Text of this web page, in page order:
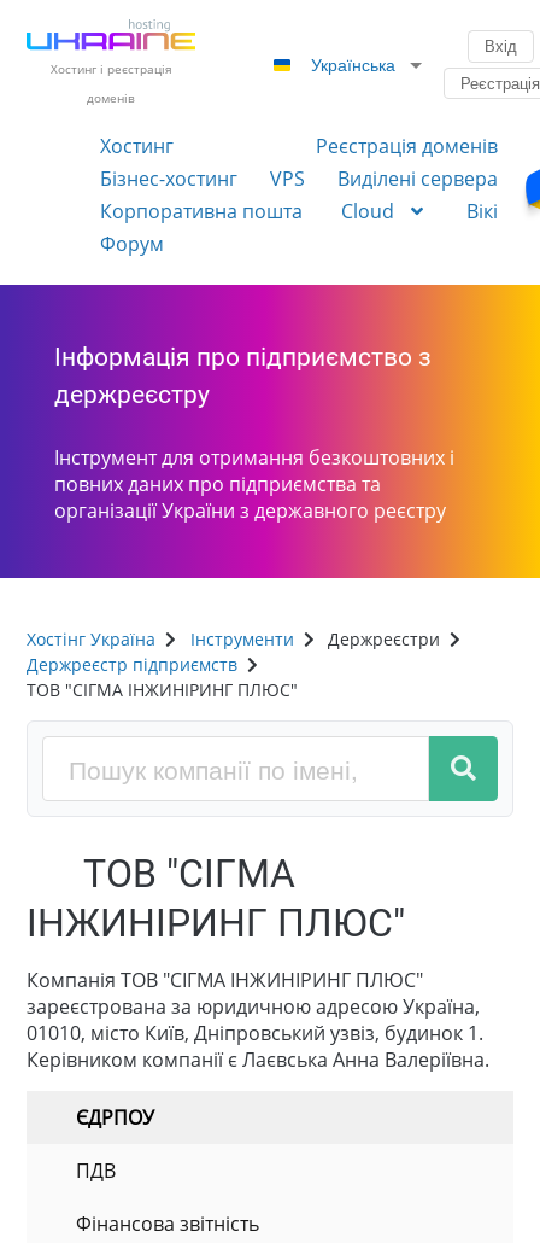
Хостинг і реєстрація
доменів
Українська
Вхід
Реєстрація
Хостинг
Реєстрація доменів
Бізнес-хостинг
VPS
Виділені сервера
Корпоративна пошта
Cloud
Вікі
Форум
Інформація про підприємство з
держреєстру
Інструмент для отримання безкоштовних і
повних даних про підприємства та
організації України з державного реєстру
Хостінг Україна Інструменти
Держреєстри
Держреєстр підприємств
ТОВ "СІГМА ІНЖИНІРИНГ ПЛЮС"
ТОВ "СІГМА
ІНЖИНІРИНГ ПЛЮС"
Компанія ТОВ "СІГМА ІНЖИНІРИНГ ПЛЮС"
зареєстрована за юридичною адресою Україна,
01010, місто Київ, Дніпровський узвіз, будинок 1.
Керівником компанії є Лаєвська Анна Валеріївна.
ЄДРПОУ
ПДВ
Фінансова звітність